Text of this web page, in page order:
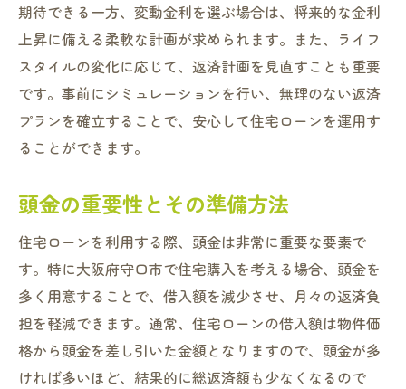
期待できる一方、変動金利を選ぶ場合は、将来的な金利
上昇に備える柔軟な計画が求められます。また、ライフ
スタイルの変化に応じて、返済計画を見直すことも重要
です。事前にシミュレーションを行い、無理のない返済
プランを確立することで、安心して住宅ローンを運用す
ることができます。
頭金の重要性とその準備方法
住宅ローンを利用する際、頭金は非常に重要な要素で
す。特に大阪府守口市で住宅購入を考える場合、頭金を
多く用意することで、借入額を減少させ、月々の返済負
担を軽減できます。通常、住宅ローンの借入額は物件価
格から頭金を差し引いた金額となりますので、頭金が多
ければ多いほど、結果的に総返済額も少なくなるので